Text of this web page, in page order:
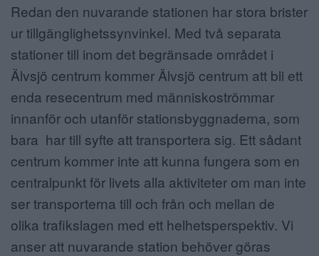
Redan den nuvarande stationen har stora brister
ur tillgänglighetssynvinkel. Med två separata
stationer till inom det begränsade området i
Älvsjö centrum kommer Älvsjö centrum att bli ett
enda resecentrum med människoströmmar
innanför och utanför stationsbyggnaderna, som
bara har till syfte att transportera sig. Ett sådant
centrum kommer inte att kunna fungera som en
centralpunkt för livets alla aktiviteter om man inte
ser transporterna till och från och mellan de
olika trafikslagen med ett helhetsperspektiv. Vi
anser att nuvarande station behöver göras